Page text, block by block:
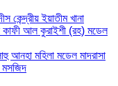
কেন্দ্রীয় ইয়াতীম খানা
কাফী আল কুরাইশী (রহ) মডেল
আনহা মহিলা মডেল মাদরাসা
মসজিদ